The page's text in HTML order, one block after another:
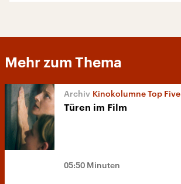
Mehr zum Thema
Kinokolumne Top Five
Türen im Film
05:50 Minuten